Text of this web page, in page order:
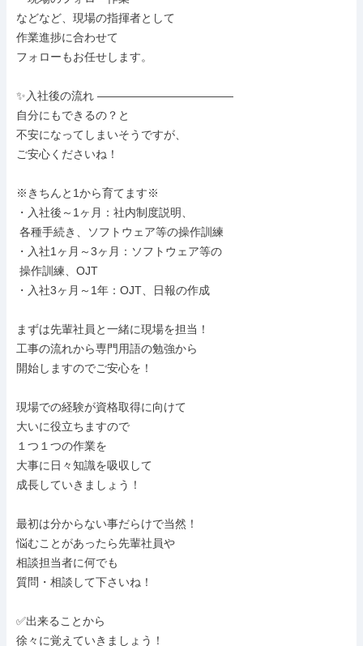
などなど、現場の指揮者として
作業進捗に合わせて
フォローもお任せします。
✨入社後の流れ ――――――――――――
自分にもできるの？と
不安になってしまいそうですが、
ご安心くださいね！
※きちんと1から育てます※
・入社後～1ヶ月：社内制度説明、
・入社1ヶ月～3ヶ月：ソフトウェア等の
・入社3ヶ月～1年：OJT、日報の作成
まずは先輩社員と一緒に現場を担当！
工事の流れから専門用語の勉強から
開始しますのでご安心を！
現場での経験が資格取得に向けて
大いに役立ちますので
１つ１つの作業を
大事に日々知識を吸収して
成長していきましょう！
最初は分からない事だらけで当然！
悩むことがあったら先輩社員や
相談担当者に何でも
質問・相談して下さいね！
✅出来ることから
徐々に覚えていきましょう！